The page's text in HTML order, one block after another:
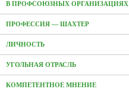
В ПРОФСОЮЗНЫХ ОРГАНИЗАЦИЯХ
ПРОФЕССИЯ — ШАХТЕР
ЛИЧНОСТЬ
УГОЛЬНАЯ ОТРАСЛЬ
КОМПЕТЕНТНОЕ МНЕНИЕ